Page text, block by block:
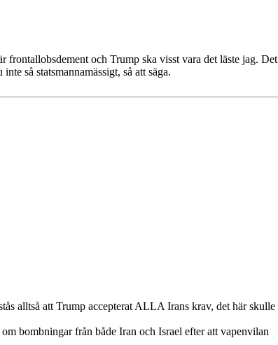
frontallobsdement och Trump ska visst vara det läste jag. Det
så statsmannamässigt, så att säga.
alltså att Trump accepterat ALLA Irans krav, det här skulle
bombningar från både Iran och Israel efter att vapenvilan